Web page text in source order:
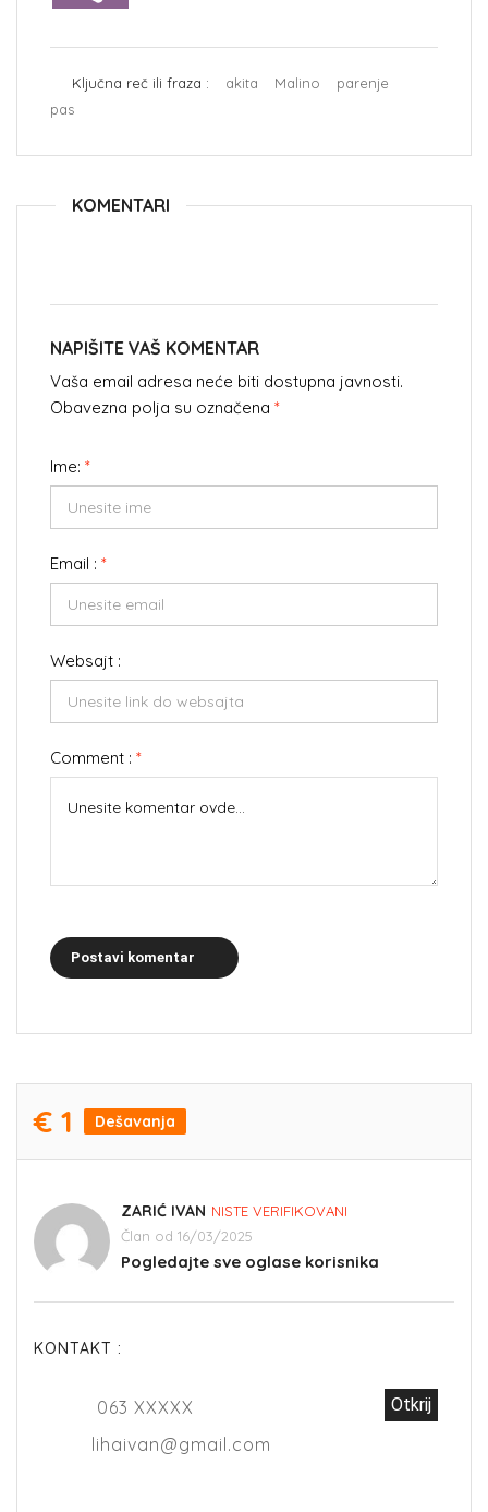
Ključna reč ili fraza : akita Malino
parenje
pas
KOMENTARI
NAPIŠITE VAŠ KOMENTAR
Vaša email adresa neće biti dostupna javnosti.
Obavezna polja su označena *
Ime: *
Email : *
Websajt :
Comment : *
Postavi komentar
€ 1 Dešavanja
ZARIĆ IVAN NISTE VERIFIKOVANI
Član od 16/03/2025
Pogledajte sve oglase korisnika
KONTAKT :
063 XXXXX Otkrij
lihaivan@gmail.com